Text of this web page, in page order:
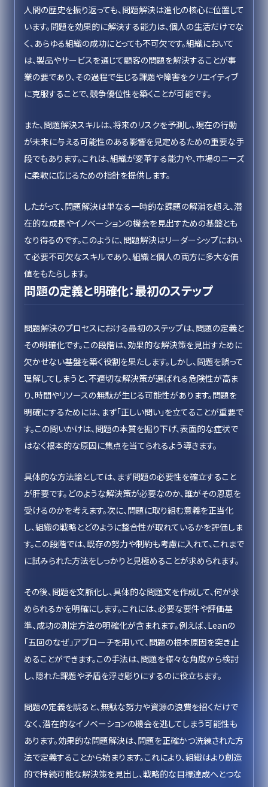
人間の歴史を振り返っても、問題解決は進化の核心に位置して
います。問題を効果的に解決する能力は、個人の生活だけでな
く、あらゆる組織の成功にとっても不可欠です。組織において
は、製品やサービスを通じて顧客の問題を解決することが事
業の要であり、その過程で生じる課題や障害をクリエイティブ
に克服することで、競争優位性を築くことが可能です。
また、問題解決スキルは、将来のリスクを予測し、現在の行動
が未来に与える可能性のある影響を見定めるための重要な手
段でもあります。これは、組織が変革する能力や、市場のニーズ
に柔軟に応じるための指針を提供します。
したがって、問題解決は単なる一時的な課題の解消を超え、潜
在的な成長やイノベーションの機会を見出すための基盤とも
なり得るのです。このように、問題解決はリーダーシップにおい
て必要不可欠なスキルであり、組織と個人の両方に多大な価
値をもたらします。
問題の定義と明確化：最初のステップ
問題解決のプロセスにおける最初のステップは、問題の定義と
その明確化です。この段階は、効果的な解決策を見出すために
欠かせない基盤を築く役割を果たします。しかし、問題を誤って
理解してしまうと、不適切な解決策が選ばれる危険性が高ま
り、時間やリソースの無駄が生じる可能性があります。問題を
明確にするためには、まず「正しい問い」を立てることが重要で
す。この問いかけは、問題の本質を掘り下げ、表面的な症状で
はなく根本的な原因に焦点を当てられるよう導きます。
具体的な方法論としては、まず問題の必要性を確立すること
が肝要です。どのような解決策が必要なのか、誰がその恩恵を
受けるのかを考えます。次に、問題に取り組む意義を正当化
し、組織の戦略とどのように整合性が取れているかを評価しま
す。この段階では、既存の努力や制約も考慮に入れて、これまで
に試みられた方法をしっかりと見極めることが求められます。
その後、問題を文脈化し、具体的な問題文を作成して、何が求
められるかを明確にします。これには、必要な要件や評価基
準、成功の測定方法の明確化が含まれます。例えば、Leanの
「五回のなぜ」アプローチを用いて、問題の根本原因を突き止
めることができます。この手法は、問題を様々な角度から検討
し、隠れた課題や矛盾を浮き彫りにするのに役立ちます。
問題の定義を誤ると、無駄な努力や資源の浪費を招くだけで
なく、潜在的なイノベーションの機会を逃してしまう可能性も
あります。効果的な問題解決は、問題を正確かつ洗練された方
法で定義することから始まります。これにより、組織はより創造
的で持続可能な解決策を見出し、戦略的な目標達成へとつな